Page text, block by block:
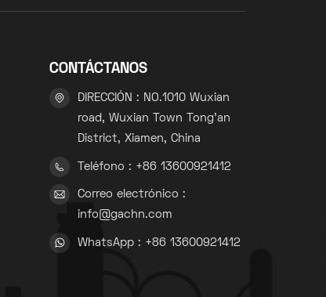
CONTÁCTANOS
DIRECCIÓN : NO.1010 Wuxian
road, Wuxian Town Tong'an
District, Xiamen, China
Teléfono : +86 13600921412
Correo electrónico :
info@gachn.com
WhatsApp : +86 13600921412